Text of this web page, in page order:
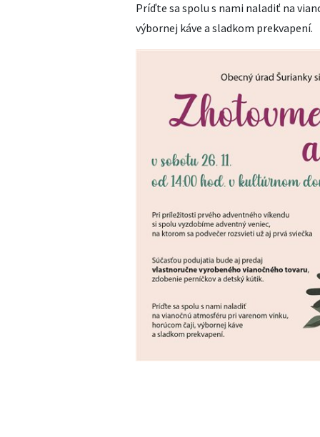
Príďte sa spolu s nami naladiť na
výbornej káve a sladkom prekvapení.